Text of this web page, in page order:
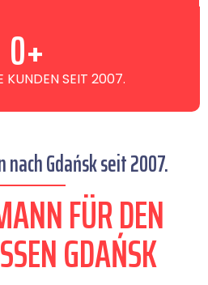
KUNDEN SEIT 2007.
0+
nach Gdańsk seit 2007.
FÜR DEN
GDAŃSK